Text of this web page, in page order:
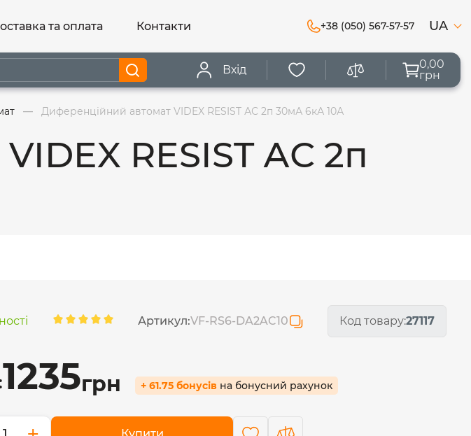
та оплата Контакти +38 (050) 567-57-57 UA
Вхід
0,00
грн
Диференційний автомат VIDEX RESIST АС 2п 30мА 6кА 10А
RESIST АС 2п
Артикул:VF-RS6-DA2AC10 Код товару:27117
1235грн + 61.75 бонусів на бонусний рахунок